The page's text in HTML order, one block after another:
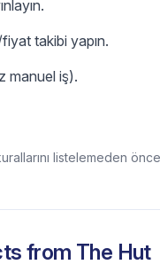
takibi yapın.
manuel iş).
listelemeden
from The Hut